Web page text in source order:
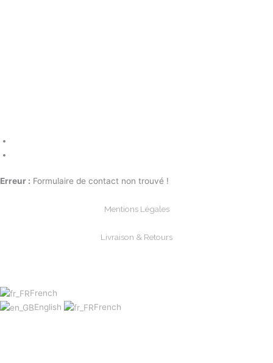
Erreur : Formulaire de contact non trouvé !
Mentions Légales
Livraison & Retours
French
English
French